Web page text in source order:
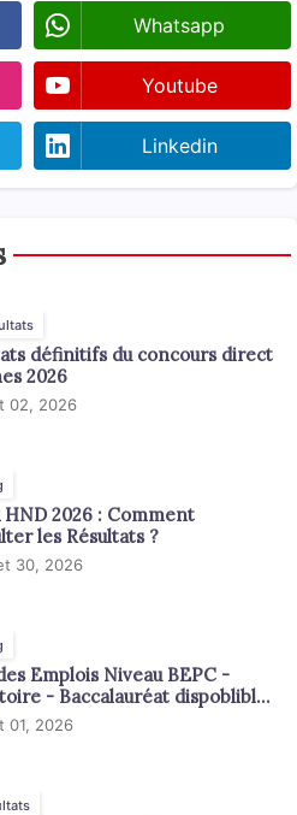
Whatsapp
Youtube
Linkedin
définitifs du concours direct
2026
02, 2026
HND 2026 : Comment
les Résultats ?
30, 2026
Emplois Niveau BEPC -
- Baccalauréat dispoblible
01, 2026